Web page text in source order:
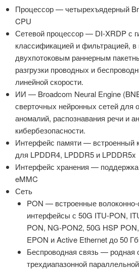
Процессор — четырехъядерный
CPU
Сетевой процессор — DI-XRDP с
классификацией и фильтрацией, в
двухпотоковым раннерным
разгрузки проводных и
линейной скорости.
ИИ — Broadcom Neural Engine
сверточных нейронных сетей для
аномалий, распознавания речи и
кибербезопасности.
Интерфейс памяти — встроенный
для LPDDR4, LPDDR5 и LPDDR5x
Интерфейс хранения —
eMMC
Сеть
PON — встроенные волоконно-
интерфейсы с 50G ITU-PON,
PON, NG-PON2, 50G HSP
EPON и Active Ethernet до 50
Беспроводная связь — родная
трехдиапазонной параллельной